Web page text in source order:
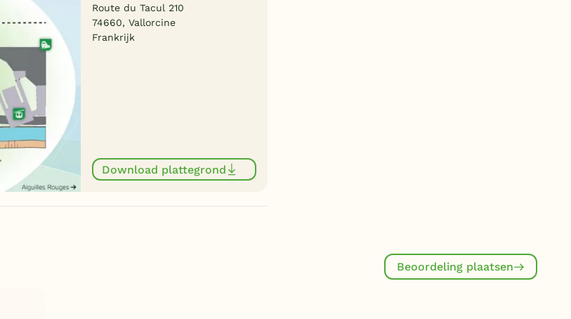
Route du Tacul 210
74660, Vallorcine
Frankrijk
Download plattegrond
Beoordeling plaatsen